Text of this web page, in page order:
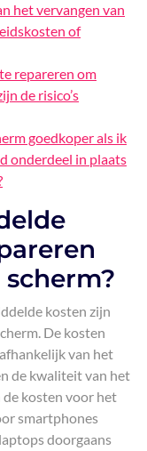
het vervangen van
of
repareren om
de risico’s
goedkoper als ik
onderdeel in plaats
kosten zijn
De kosten
van het
de kwaliteit van het
de kosten voor het
smartphones
doorgaans